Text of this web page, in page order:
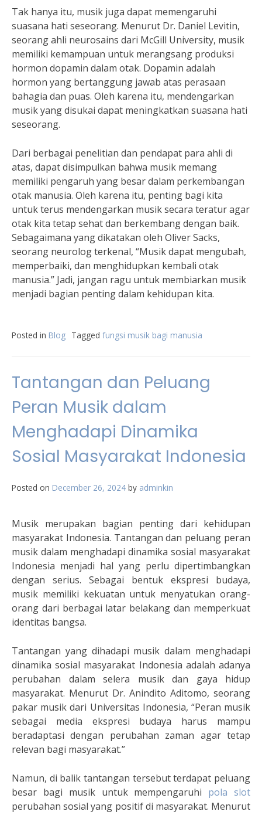
Tak hanya itu, musik juga dapat memengaruhi
suasana hati seseorang. Menurut Dr. Daniel Levitin,
seorang ahli neurosains dari McGill University, musik
memiliki kemampuan untuk merangsang produksi
hormon dopamin dalam otak. Dopamin adalah
hormon yang bertanggung jawab atas perasaan
bahagia dan puas. Oleh karena itu, mendengarkan
musik yang disukai dapat meningkatkan suasana hati
seseorang.
Dari berbagai penelitian dan pendapat para ahli di
atas, dapat disimpulkan bahwa musik memang
memiliki pengaruh yang besar dalam perkembangan
otak manusia. Oleh karena itu, penting bagi kita
untuk terus mendengarkan musik secara teratur agar
otak kita tetap sehat dan berkembang dengan baik.
Sebagaimana yang dikatakan oleh Oliver Sacks,
seorang neurolog terkenal, “Musik dapat mengubah,
memperbaiki, dan menghidupkan kembali otak
manusia.” Jadi, jangan ragu untuk membiarkan musik
menjadi bagian penting dalam kehidupan kita.
Posted in Blog Tagged fungsi musik bagi manusia
Tantangan dan Peluang
Peran Musik dalam
Menghadapi Dinamika
Sosial Masyarakat Indonesia
Posted on December 26, 2024 by adminkin
Musik merupakan bagian penting dari kehidupan
masyarakat Indonesia. Tantangan dan peluang peran
musik dalam menghadapi dinamika sosial masyarakat
Indonesia menjadi hal yang perlu dipertimbangkan
dengan serius. Sebagai bentuk ekspresi budaya,
musik memiliki kekuatan untuk menyatukan orang-
orang dari berbagai latar belakang dan memperkuat
identitas bangsa.
Tantangan yang dihadapi musik dalam menghadapi
dinamika sosial masyarakat Indonesia adalah adanya
perubahan dalam selera musik dan gaya hidup
masyarakat. Menurut Dr. Anindito Aditomo, seorang
pakar musik dari Universitas Indonesia, “Peran musik
sebagai media ekspresi budaya harus mampu
beradaptasi dengan perubahan zaman agar tetap
relevan bagi masyarakat.”
Namun, di balik tantangan tersebut terdapat peluang
besar bagi musik untuk mempengaruhi pola slot
perubahan sosial yang positif di masyarakat. Menurut